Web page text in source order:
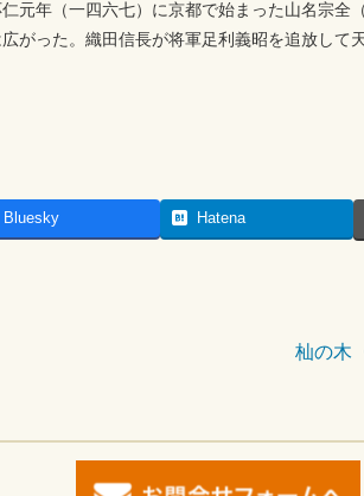
元年（一四六七）に京都で始まった山名宗全
がった。織田信長が将軍足利義昭を追放して
Bluesky Hatena
杣の木